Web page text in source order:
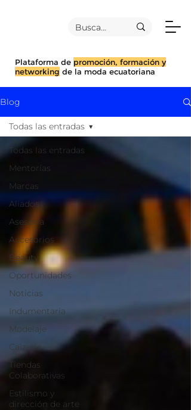
Plataforma de promoción, formación y
networking de la moda ecuatoriana
Blog
Todas las entradas
Mentorías
Marcas
Aliados
Asesoría
Accesorios
Beauty
Oportunidades
Noticias
Indumentaria
Modelaje
Calzado
Tiendas
Colaborativas
Estilismo y
dirección de arte
Todas las entradas